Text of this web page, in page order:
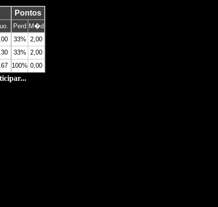
Pontos
Perd M�d
33% 2,00
33% 2,00
100% 0,00